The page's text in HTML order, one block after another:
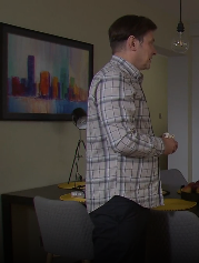
Klan